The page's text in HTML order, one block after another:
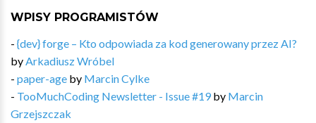
WPISY PROGRAMISTÓW
- {dev} forge – Kto odpowiada za kod generowany przez AI?
by Arkadiusz Wróbel
- paper-age by Marcin Cylke
- TooMuchCoding Newsletter - Issue #19 by Marcin
Grzejszczak